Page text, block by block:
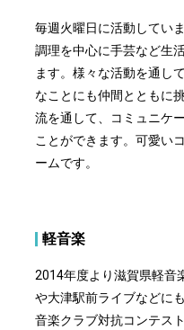
毎週火曜日に活動していま
調理を中心に手芸など生
ます。様々な活動を通し
なことにも仲間とともに
流を通して、コミュニケ
ことができます。可愛い
ームです。
軽音楽
2014年度より滋賀県軽音
や大津駅前ライブなどに
音楽クラブ対抗コンテス